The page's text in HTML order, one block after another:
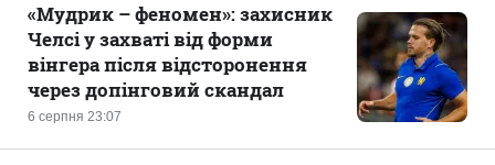
6 серпня 23:07
«Мудрик – феномен»: захисник
Челсі у захваті від форми
вінгера після відсторонення
через допінговий скандал